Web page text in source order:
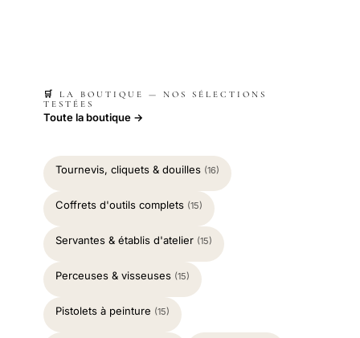
🛒 LA BOUTIQUE — NOS SÉLECTIONS
TESTÉES
Toute la boutique →
Tournevis, cliquets & douilles (16)
Coffrets d'outils complets (15)
Servantes & établis d'atelier (15)
Perceuses & visseuses (15)
Pistolets à peinture (15)